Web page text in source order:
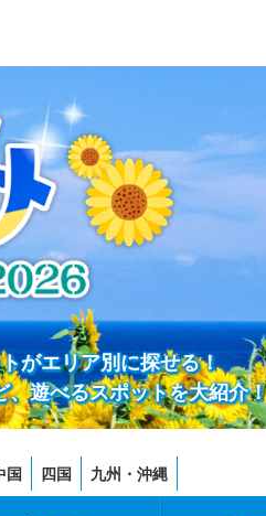
がエリア別に探せる！
遊べるスポットを大紹介
国 四国 九州・沖縄